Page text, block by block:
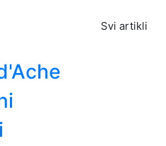
Svi artikli